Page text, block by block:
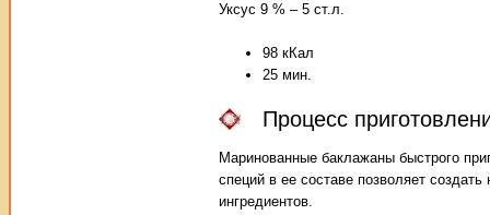
Уксус 9 % – 5 ст.л.
98 кКал
25 мин.
Процесс
Маринованные баклажаны быстрого
специй в ее составе позволяет
ингредиентов.